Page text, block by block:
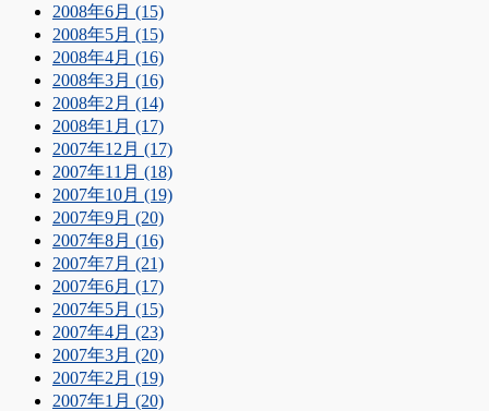
2008年6月 (15)
2008年5月 (15)
2008年4月 (16)
2008年3月 (16)
2008年2月 (14)
2008年1月 (17)
2007年12月 (17)
2007年11月 (18)
2007年10月 (19)
2007年9月 (20)
2007年8月 (16)
2007年7月 (21)
2007年6月 (17)
2007年5月 (15)
2007年4月 (23)
2007年3月 (20)
2007年2月 (19)
2007年1月 (20)